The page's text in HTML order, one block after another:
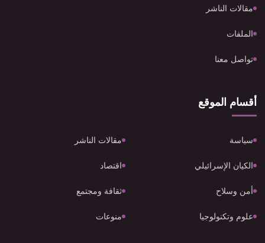
مقالات الناشر
الملفات
تواصل معنا
أقسام الموقع
سياسة مقالات الناشر
الكيان الإسرائيلي اقتصاد
أمن وسلاح ثقافة ومجتمع
علوم وتكنولوجيا منوعات